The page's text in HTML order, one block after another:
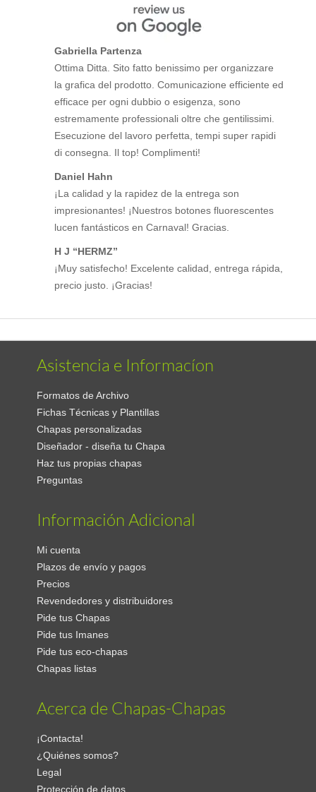
Gabriella Partenza
Ottima Ditta. Sito fatto benissimo per organizzare
la grafica del prodotto. Comunicazione efficiente ed
efficace per ogni dubbio o esigenza, sono
estremamente professionali oltre che gentilissimi.
Esecuzione del lavoro perfetta, tempi super rapidi
di consegna. Il top! Complimenti!
Daniel Hahn
¡La calidad y la rapidez de la entrega son
impresionantes! ¡Nuestros botones fluorescentes
lucen fantásticos en Carnaval! Gracias.
H J “HERMZ”
¡Muy satisfecho! Excelente calidad, entrega rápida,
precio justo. ¡Gracias!
Asistencia e Informacíon
Formatos de Archivo
Fichas Técnicas y Plantillas
Chapas personalizadas
Diseñador - diseña tu Chapa
Haz tus propias chapas
Preguntas
Información Adicional
Mi cuenta
Plazos de envío y pagos
Precios
Revendedores y distribuidores
Pide tus Chapas
Pide tus Imanes
Pide tus eco-chapas
Chapas listas
Acerca de Chapas-Chapas
¡Contacta!
¿Quiénes somos?
Legal
Protección de datos